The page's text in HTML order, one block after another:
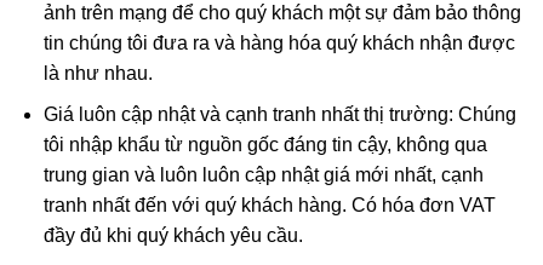
Quan Thế Âm Bồ Tátđược nhắc đến trong kinh phật là
người có thần lực nhất, chỉ đứng sau Phật Tổ. Quan Thế
Âm Bồ Tát luôn đi khắp thế gian, phổ độ tất thảy chúng
sinh thoát khỏi khổ nạn bi ai.
ảnh trên mạng để cho quý khách một sự đảm bảo thông
tin chúng tôi đưa ra và hàng hóa quý khách nhận được
là như nhau.
Giá luôn cập nhật và cạnh tranh nhất thị trường: Chúng
tôi nhập khẩu từ nguồn gốc đáng tin cậy, không qua
trung gian và luôn luôn cập nhật giá mới nhất, cạnh
tranh nhất đến với quý khách hàng. Có hóa đơn VAT
đầy đủ khi quý khách yêu cầu.